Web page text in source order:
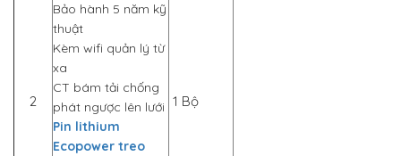
2
Bảo hành 5 năm kỹ
thuật
Kèm wifi quản lý từ
xa
CT bám tải chống
phát ngược lên lưới
Pin lithium
Ecopower treo
1 Bộ